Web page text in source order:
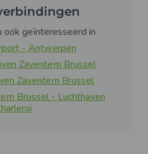
ook geïnteresseerd in
- Antwerpen
Zaventem Brussel
Zaventem Brussel
Brussel - Luchthaven